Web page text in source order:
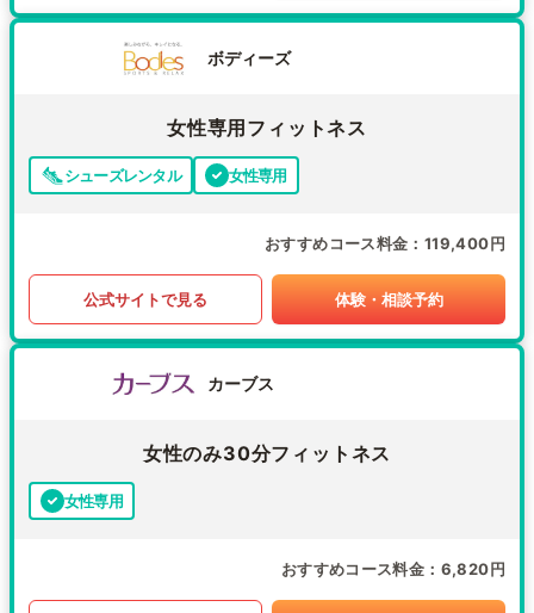
ボディーズ
女性専用フィットネス
シューズレンタル 女性専用
おすすめコース料金 119,400円
公式サイトで見る 体験・相談予約
カーブス
女性のみ30分フィットネス
女性専用
おすすめコース料金 6,820円